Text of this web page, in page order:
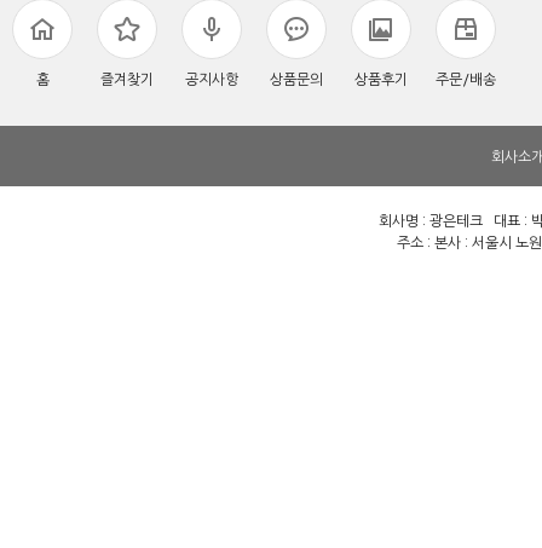
홈 즐겨찾기 공지사항 상품문의 상품후기 주문/배송
회사소
회사명 : 광은테크 대표 :
주소 : 본사 : 서울시